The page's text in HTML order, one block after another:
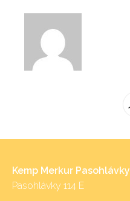
Kemp Merkur Pasohlávky
Pasohlávky 114 E